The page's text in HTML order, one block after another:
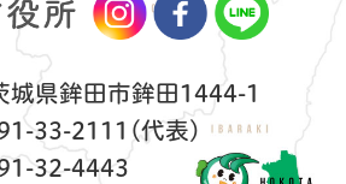
城県鉾田市鉾田1444-1
33-2111(代表)
32-4443